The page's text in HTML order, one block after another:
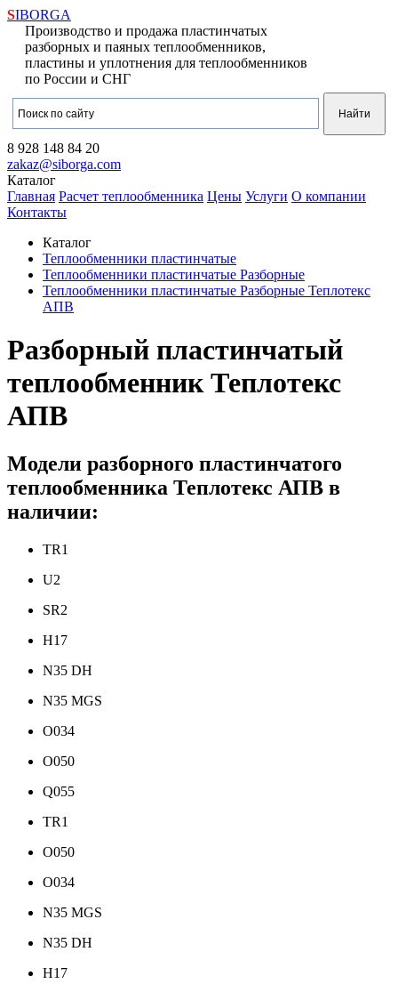
SIBORGA
Производство и продажа пластинчатых
разборных и паяных теплообменников,
пластины и уплотнения для теплообменников
по России и СНГ
8 928 148 84 20
zakaz@siborga.com
Каталог
Главная Расчет теплообменника Цены Услуги О компании
Контакты
Каталог
Теплообменники пластинчатые
Теплообменники пластинчатые Разборные
Теплообменники пластинчатые Разборные Теплотекс
АПВ
Разборный пластинчатый
теплообменник Теплотекс
АПВ
Модели разборного пластинчатого
теплообменника Теплотекс АПВ в
наличии:
TR1
U2
SR2
H17
N35 DH
N35 MGS
O034
O050
Q055
TR1
O050
O034
N35 MGS
N35 DH
H17